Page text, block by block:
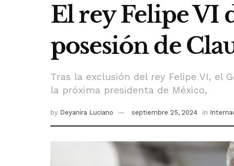
El rey Felipe VI
posesión de
Tras la exclusión del rey Felipe VI, el
la próxima presidenta de México,
by Deyanira Luciano septiembre 25, 2024 in